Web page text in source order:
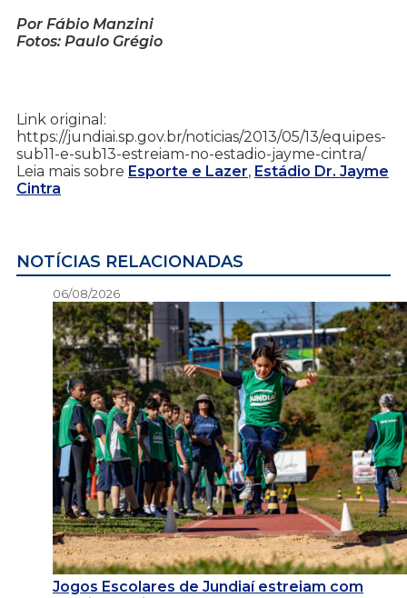
Por Fábio Manzini
Fotos: Paulo Grégio
Link original:
https://jundiai.sp.gov.br/noticias/2013/05/13/equipes-
sub11-e-sub13-estreiam-no-estadio-jayme-cintra/
Leia mais sobre Esporte e Lazer, Estádio Dr. Jayme
Cintra
NOTÍCIAS RELACIONADAS
06/08/2026
Jogos Escolares de Jundiaí estreiam com